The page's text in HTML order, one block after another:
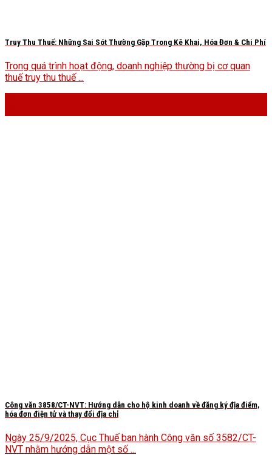
Truy Thu Thuế: Những Sai Sót Thường Gặp Trong Kê Khai, Hóa Đơn & Chi Phí
Trong quá trình hoạt động, doanh nghiệp thường bị cơ quan
thuế truy thu thuế ...
Công văn 3858/CT-NVT: Hướng dẫn cho hộ kinh doanh về đăng ký địa điểm,
hóa đơn điện tử và thay đổi địa chỉ
Ngày 25/9/2025, Cục Thuế ban hành Công văn số 3582/CT-
NVT nhằm hướng dẫn một số ...